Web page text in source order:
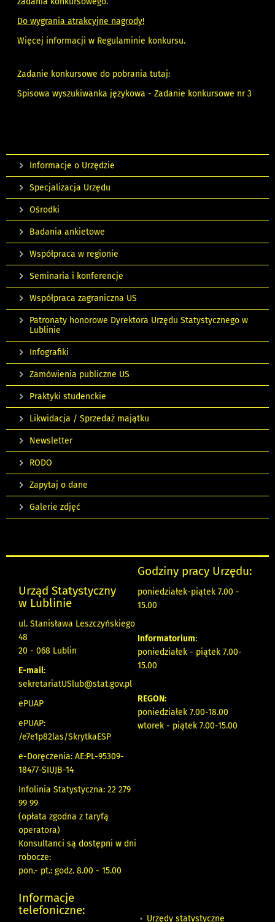
Do wygrania atrakcyjne nagrody!
Więcej informacji w Regulaminie konkursu.
Zadanie konkursowe do pobrania tutaj:
Spisowa wyszukiwanka językowa - Zadanie konkursowe nr 3
Informacje o Urzędzie
Specjalizacja Urzędu
Ośrodki
Badania ankietowe
Współpraca w regionie
Seminaria i konferencje
Współpraca zagraniczna US
Patronaty honorowe Dyrektora Urzędu Statystycznego w
Lublinie
Infografiki
Zamówienia publiczne US
Praktyki studenckie
Likwidacja / Sprzedaż majątku
Newsletter
RODO
Zapytaj o dane
Galerie zdjęć
Urząd Statystyczny
w Lublinie
ul. Stanisława Leszczyńskiego
48
20 - 068 Lublin
E-mail:
sekretariatUSlub@stat.gov.pl
ePUAP
ePUAP:
/e7e1p82las/SkrytkaESP
e-Doręczenia: AE:PL-95309-
18477-SIUJB-14
Infolinia Statystyczna: 22 279
99 99
(opłata zgodna z taryfą
operatora)
Konsultanci są dostępni w dni
robocze:
pon.- pt.: godz. 8.00 - 15.00
Godziny pracy Urzędu:
poniedziałek-piątek 7.00 -
15.00
Informatorium:
poniedziałek - piątek 7.00-
15.00
REGON:
poniedziałek 7.00-18.00
wtorek - piątek 7.00-15.00
Informacje
telefoniczne:
Urzędy statystyczne